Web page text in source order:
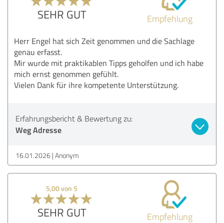
SEHR GUT Empfehlung
Herr Engel hat sich Zeit genommen und die Sachlage
genau erfasst.
Mir wurde mit praktikablen Tipps geholfen und ich habe
mich ernst genommen gefühlt.
Vielen Dank für ihre kompetente Unterstützung.
Erfahrungsbericht & Bewertung zu:
Weg Adresse
16.01.2026 Anonym
5,00 von 5
SEHR GUT Empfehlung